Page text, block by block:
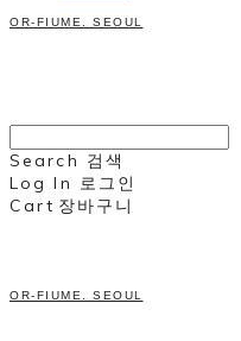
OR-FIUME. SEOUL
Search 검색
Log In 로그인
Cart 장바구니
OR-FIUME. SEOUL